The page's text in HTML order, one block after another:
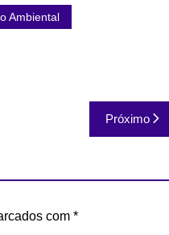
Ambiental
Próximo
com *